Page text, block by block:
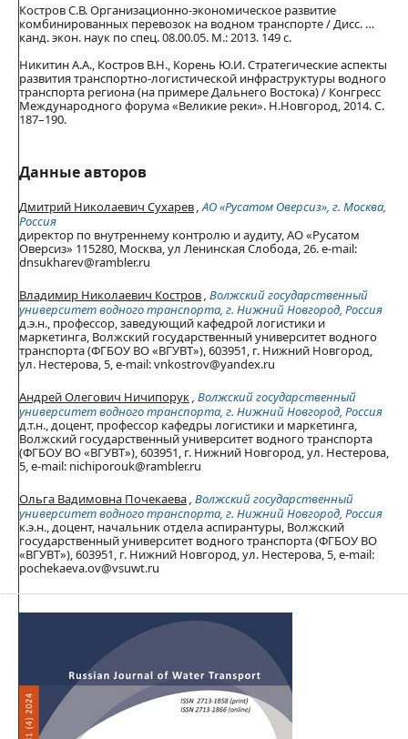
Костров С.В. Организационно-экономическое развитие
комбинированных перевозок на водном транспорте / Дисс. …
канд. экон. наук по спец. 08.00.05. М.: 2013. 149 с.
Никитин А.А., Костров В.Н., Корень Ю.И. Стратегические аспекты
развития транспортно-логистической инфраструктуры водного
транспорта региона (на примере Дальнего Востока) / Конгресс
Международного форума «Великие реки». Н.Новгород, 2014. С.
187–190.
Данные авторов
Дмитрий Николаевич Сухарев,АО «Русатом Оверсиз», г. Москва,
Россия
директор по внутреннему контролю и аудиту, АО «Русатом
Оверсиз» 115280, Москва, ул Ленинская Слобода, 26. e-mail:
dnsukharev@rambler.ru
Владимир Николаевич Костров, Волжский государственный
университет водного транспорта, г. Нижний Новгород, Россия
д.э.н., профессор, заведующий кафедрой логистики и
маркетинга, Волжский государственный университет водного
транспорта (ФГБОУ ВО «ВГУВТ»), 603951, г. Нижний Новгород,
ул. Нестерова, 5, e-mail: vnkostrov@yandex.ru
Андрей Олегович Ничипорук, Волжский государственный
университет водного транспорта, г. Нижний Новгород, Россия
д.т.н., доцент, профессор кафедры логистики и маркетинга,
Волжский государственный университет водного транспорта
(ФГБОУ ВО «ВГУВТ»), 603951, г. Нижний Новгород, ул. Нестерова,
5, e-mail: nichiporouk@rambler.ru
Ольга Вадимовна Почекаева, Волжский государственный
университет водного транспорта, г. Нижний Новгород, Россия
к.э.н., доцент, начальник отдела аспирантуры, Волжский
государственный университет водного транспорта (ФГБОУ ВО
«ВГУВТ»), 603951, г. Нижний Новгород, ул. Нестерова, 5, e-mail:
pochekaeva.ov@vsuwt.ru